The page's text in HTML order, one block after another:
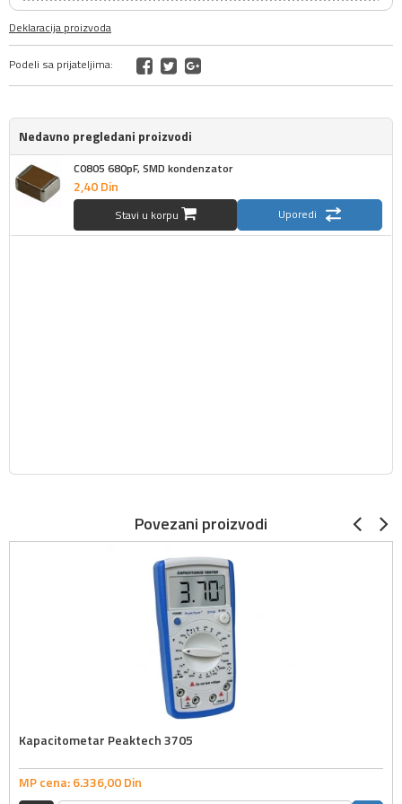
Deklaracija proizvoda
Podeli sa prijateljima:
Nedavno pregledani proizvodi
C0805 680pF, SMD kondenzator
2,40Din
Stavi u korpu Uporedi
Povezani proizvodi
Kapacitometar Peaktech 3705
MP cena:6.336,00Din